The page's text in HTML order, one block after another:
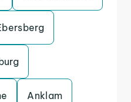
Anklam